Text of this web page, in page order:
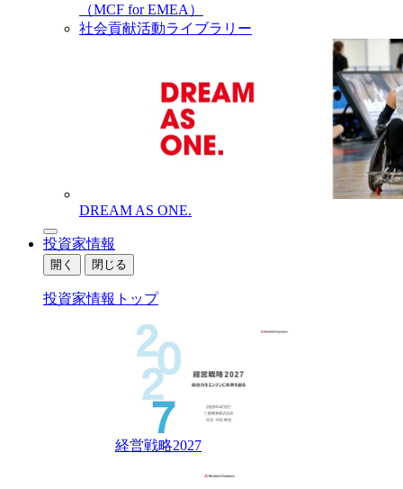
（MCF for EMEA）
社会貢献活動ライブラリー
DREAM AS ONE.
投資家情報
開く 閉じる
投資家情報トップ
経営戦略2027